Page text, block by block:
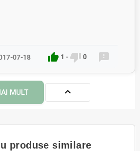
07-18  1 -  0 
MULT 
produse similare